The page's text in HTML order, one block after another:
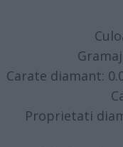
Carate diamant:
Proprietati